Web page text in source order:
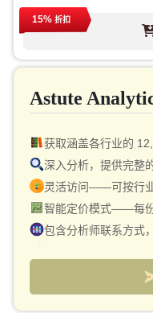
下一周期免费报告更新
免费行业动态更新（
购买后最高可享 40%
15% 折扣
Astute
获取涵盖各行业的
深入分析，提供完整
灵活访问——可按行
智能定价模式——每
包含分析师联系方式